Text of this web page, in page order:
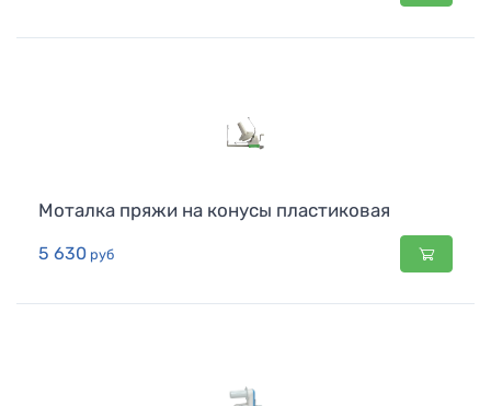
Моталка пряжи на конусы пластиковая
5 630 руб